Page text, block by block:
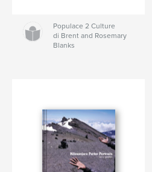
Populace 2 Culture
di Brent and Rosemary
Blanks